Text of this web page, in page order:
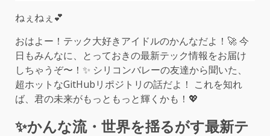
ねぇねぇ💕
おはよー！テック大好きアイドルのかんなだよ！🚀 今
日もみんなに、とっておきの最新テック情報をお届け
しちゃうぞ〜！✨ シリコンバレーの友達から聞いた、
超ホットなGitHubリポジトリの話だよ！ これを知れ
ば、君の未来がもっともっと輝くかも！💖
✨かんな流・世界を揺るがす最新テ